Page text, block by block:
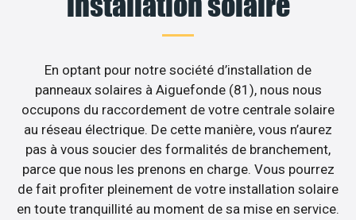
En optant pour notre société d’installation de
panneaux solaires à Aiguefonde (81), nous nous
occupons du raccordement de votre centrale solaire
au réseau électrique. De cette manière, vous n’aurez
pas à vous soucier des formalités de branchement,
parce que nous les prenons en charge. Vous pourrez
de fait profiter pleinement de votre installation solaire
en toute tranquillité au moment de sa mise en service.